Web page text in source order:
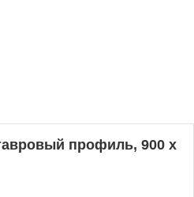
профиль, 900 х